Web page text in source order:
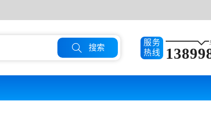
 搜索
服务
热线